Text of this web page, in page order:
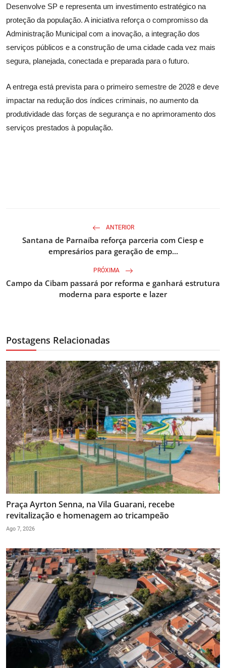
Desenvolve SP e representa um investimento estratégico na
proteção da população. A iniciativa reforça o compromisso da
Administração Municipal com a inovação, a integração dos
serviços públicos e a construção de uma cidade cada vez mais
segura, planejada, conectada e preparada para o futuro.
A entrega está prevista para o primeiro semestre de 2028 e deve
impactar na redução dos índices criminais, no aumento da
produtividade das forças de segurança e no aprimoramento dos
serviços prestados à população.
ANTERIOR
Santana de Parnaíba reforça parceria com Ciesp e
empresários para geração de emp...
PRÓXIMA
Campo da Cibam passará por reforma e ganhará estrutura
moderna para esporte e lazer
Postagens Relacionadas
Praça Ayrton Senna, na Vila Guarani, recebe
revitalização e homenagem ao tricampeão
Ago 7, 2026